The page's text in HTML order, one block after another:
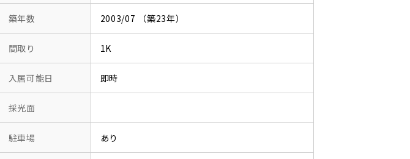
築年数 2003/07 （築23年）
間取り 1K
入居可能日 即時
採光面
駐車場 あり